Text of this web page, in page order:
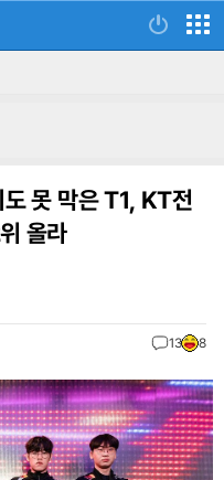
못 막은 T1, KT전
올라
13 8